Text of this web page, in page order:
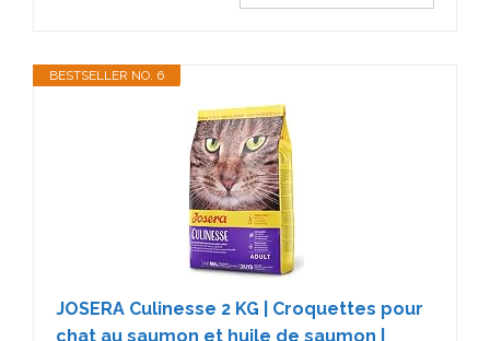
BESTSELLER NO. 6
JOSERA Culinesse 2 KG | Croquettes pour
chat au saumon et huile de saumon |